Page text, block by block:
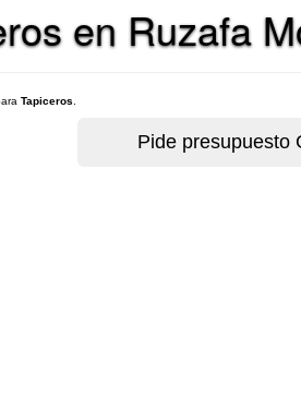
en Ruzafa
Tapiceros